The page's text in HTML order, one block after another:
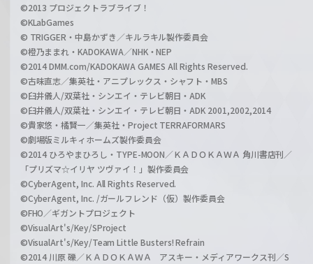
©2013 プロジェクトラブライブ！
©KLabGames
© TRIGGER・中島かずき／キルラキル製作委員会
©橙乃ままれ・KADOKAWA／NHK・NEP
©2014 DMM.com/KADOKAWA GAMES All Rights Reserved.
©古味直志／集英社・アニプレックス・シャフト・MBS
©臼井儀人/双葉社・シンエイ・テレビ朝日・ADK
©臼井儀人/双葉社・シンエイ・テレビ朝日・ADK 2001,2002,2014
©貴家悠・橘賢一／集英社・Project TERRAFORMARS
©劇場版ミルキィホームズ製作委員会
©2014 ひろやまひろし・TYPE-MOON／ＫＡＤＯＫＡＷＡ 角川書店刊／
「プリズマ☆イリヤ ツヴァイ！」製作委員会
©CyberAgent, Inc. All Rights Reserved.
©CyberAgent, Inc. /ガールフレンド（仮）製作委員会
©FHO／ギガントプロジェクト
©VisualArt's/Key/SProject
©VisualArt's/Key/Team Little Busters! Refrain
©2014 川原 礫／ＫＡＤＯＫＡＷＡ アスキー・メディアワークス刊／S